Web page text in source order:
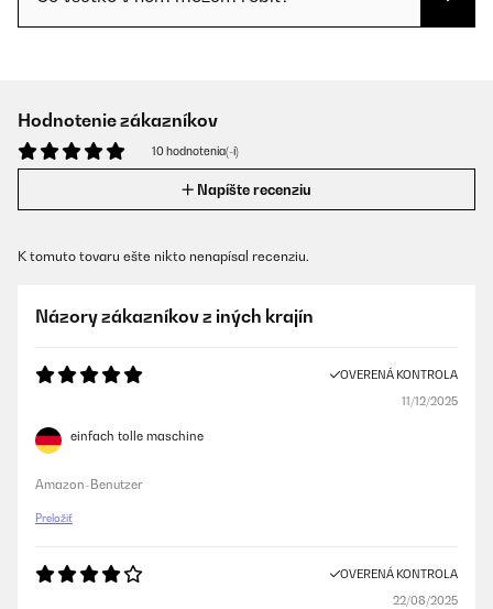
Hodnotenie zákazníkov
10 hodnotenia(-í)
Napíšte recenziu
K tomuto tovaru ešte nikto nenapísal recenziu.
Názory zákazníkov z iných krajín
OVERENÁ KONTROLA
11/12/2025
einfach tolle maschine
Amazon-Benutzer
Preložiť
OVERENÁ KONTROLA
22/08/2025